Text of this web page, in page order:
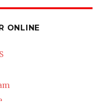
ONLINE